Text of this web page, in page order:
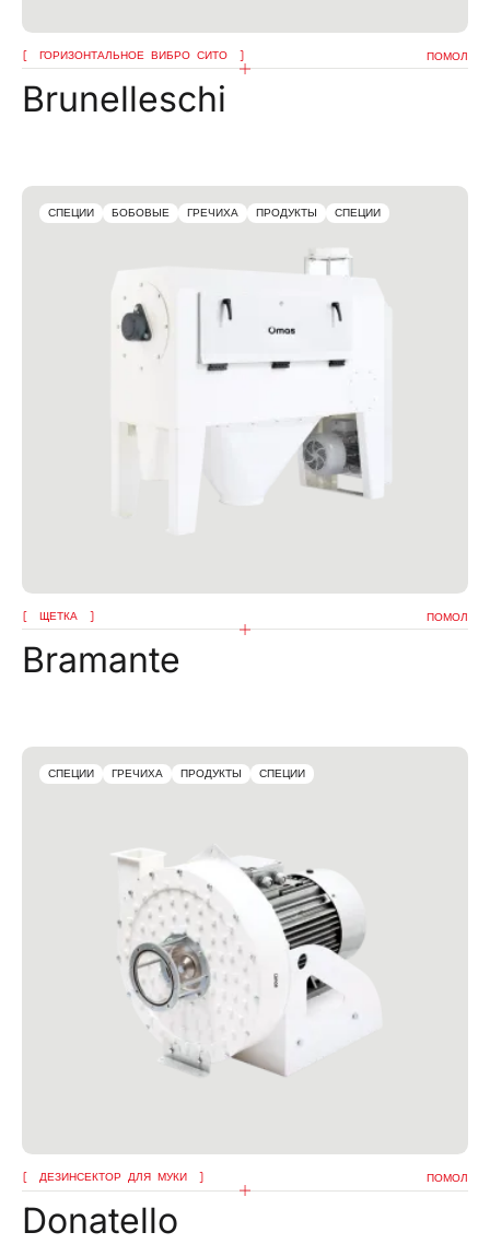
ГОРИЗОНТАЛЬНОЕ ВИБРО СИТО ПОМОЛ
Brunelleschi
СПЕЦИИ БОБОВЫЕ ГРЕЧИХА ПРОДУКТЫ СПЕЦИИ
ЩЕТКА ПОМОЛ
Bramante
СПЕЦИИ ГРЕЧИХА ПРОДУКТЫ СПЕЦИИ
ДЕЗИНСЕКТОР ДЛЯ МУКИ ПОМОЛ
Donatello